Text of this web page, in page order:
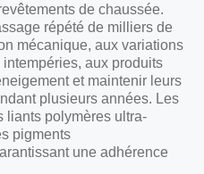
de chaussée.
répété de milliers de
mécanique, aux variations
aux produits
et maintenir leurs
plusieurs années. Les
liants polymères ultra-
pigments
une adhérence